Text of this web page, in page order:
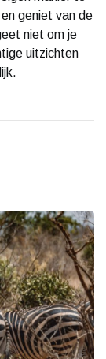
geniet van de
niet om je
uitzichten